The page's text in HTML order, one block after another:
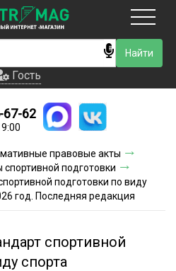
Гость
доставки
оплаты
и скидки
Гость
67-62
правовые акты
подготовки
подготовки по виду
год. Последняя редакция
спортивной
спорта